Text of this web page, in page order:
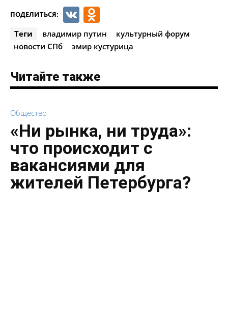
ПОДЕЛИТЬСЯ: VK
Теги владимир путин
культурный форум
новости СПб
эмир кустурица
Читайте также
Общество
«Ни рынка, ни труда»:
что происходит с
вакансиями для
жителей Петербурга?